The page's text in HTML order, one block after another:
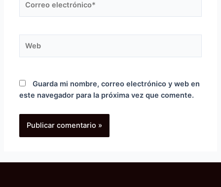
electrónico*
Guarda mi nombre, correo electrónico y web en
este navegador para la próxima vez que comente.